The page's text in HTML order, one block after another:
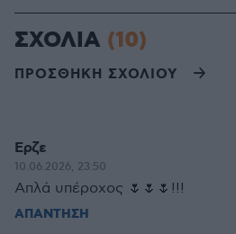
ΣΧΟΛΙΑ (10)
ΠΡΟΣΘΗΚΗ ΣΧΟΛΙΟΥ
Ερζε
10.06.2026, 23:50
Απλά υπέροχος 🌷🌷🌷!!!
ΑΠΑΝΤΗΣΗ